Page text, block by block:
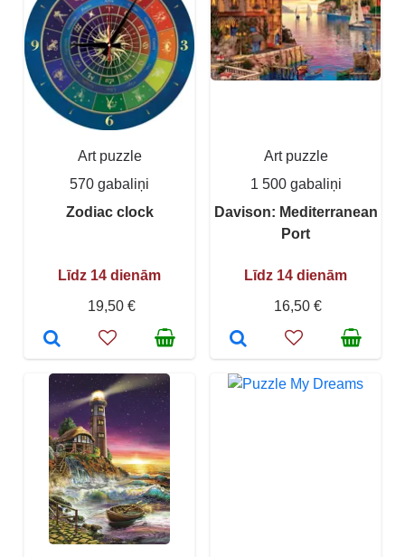
Art puzzle
570 gabaliņi
Zodiac clock
Līdz 14 dienām
19,50 €
Art puzzle
1 500 gabaliņi
Davison: Mediterranean
Port
Līdz 14 dienām
16,50 €